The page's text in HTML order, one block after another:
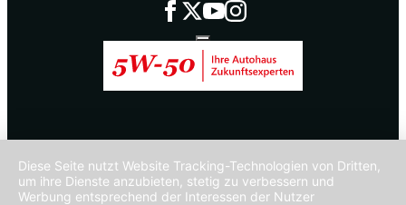
Diese Seite nutzt Website Tracking-Technologien von Dritten,
um ihre Dienste anzubieten, stetig zu verbessern und
Werbung entsprechend der Interessen der Nutzer